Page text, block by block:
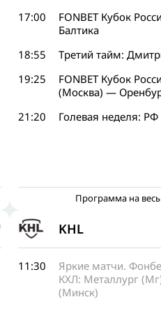
17:00
FONBET Кубок
Балтика
18:55
Третий тайм:
19:25
FONBET Кубок
(Москва) —
21:20
Голевая неделя: РФ
Программа на
KHL
11:30
Яркие матчи.
КХЛ: Металлург
(Минск)